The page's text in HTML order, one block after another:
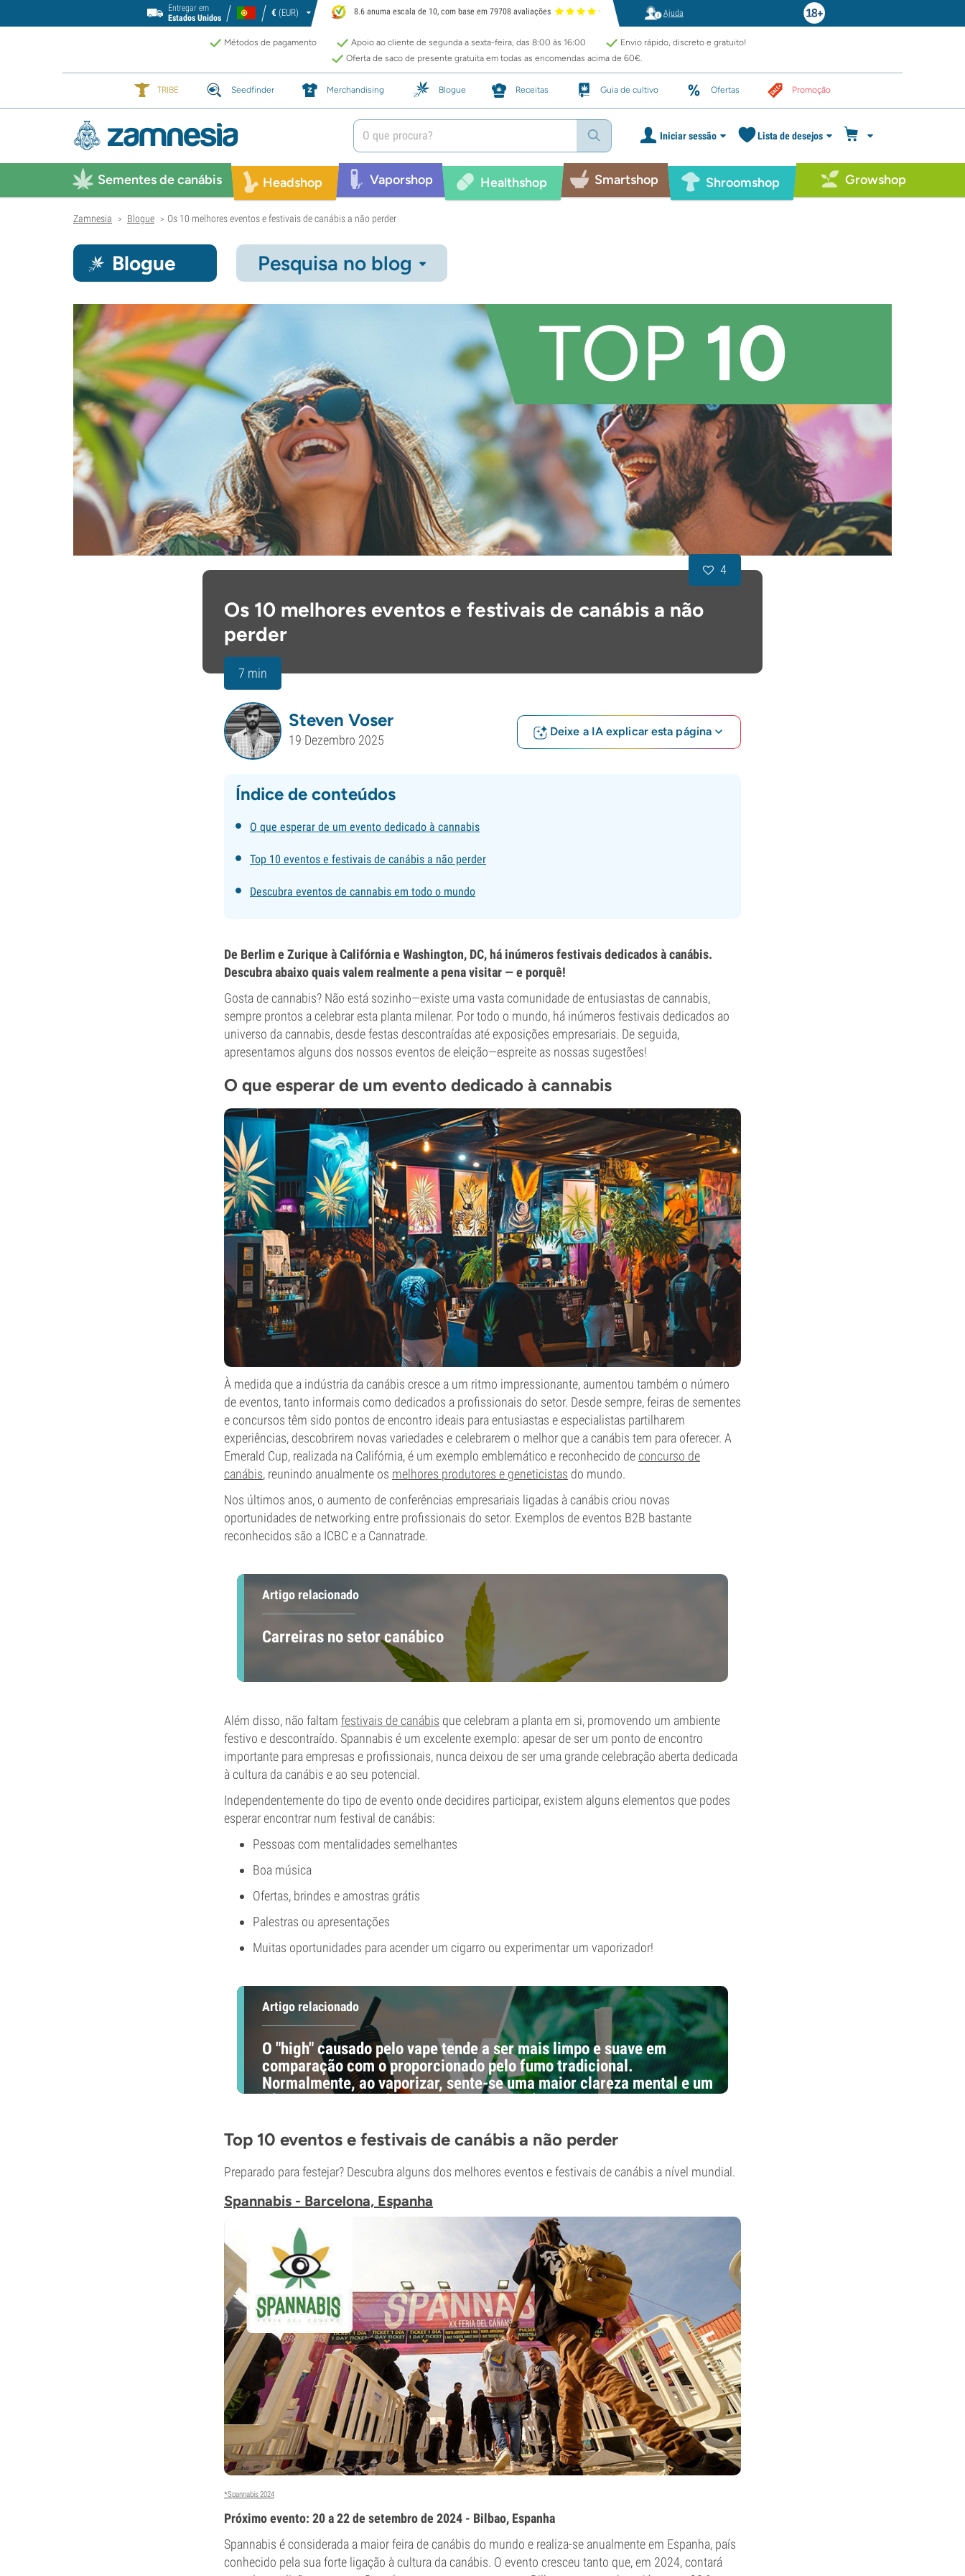
Entregar em
Estados Unidos
€ (EUR) 8.6 anuma escala de 10, com base em 79708 avaliações Ajuda
Métodos de pagamento Apoio ao cliente de segunda a sexta-feira, das 8:00 às 16:00
Envio rápido, discreto e gratuito!
Oferta de saco de presente gratuita em todas as encomendas acima de 60€.
TRIBE Seedfinder Merchandising Blogue Receitas Guia de cultivo Ofertas Promoção
Iniciar sessão Lista de desejos
Sementes de canábis Headshop Vaporshop Healthshop Smartshop Shroomshop Growshop
Zamnesia > Blogue > Os 10 melhores eventos e festivais de canábis a não perder
Blogue Pesquisa no blog
Os 10 melhores eventos e festivais de canábis a não
perder
7 min
4
Steven Voser
19 Dezembro 2025
Deixe a IA explicar esta página
Índice de conteúdos
O que esperar de um evento dedicado à cannabis
Top 10 eventos e festivais de canábis a não perder
Descubra eventos de cannabis em todo o mundo
De Berlim e Zurique à Califórnia e Washington, DC, há inúmeros festivais dedicados à canábis.
Descubra abaixo quais valem realmente a pena visitar — e porquê!
Gosta de cannabis? Não está sozinho—existe uma vasta comunidade de entusiastas de cannabis,
sempre prontos a celebrar esta planta milenar. Por todo o mundo, há inúmeros festivais dedicados ao
universo da cannabis, desde festas descontraídas até exposições empresariais. De seguida,
apresentamos alguns dos nossos eventos de eleição—espreite as nossas sugestões!
O que esperar de um evento dedicado à cannabis
À medida que a indústria da canábis cresce a um ritmo impressionante, aumentou também o número
de eventos, tanto informais como dedicados a profissionais do setor. Desde sempre, feiras de sementes
e concursos têm sido pontos de encontro ideais para entusiastas e especialistas partilharem
experiências, descobrirem novas variedades e celebrarem o melhor que a canábis tem para oferecer. A
Emerald Cup, realizada na Califórnia, é um exemplo emblemático e reconhecido deconcurso de
canábis, reunindo anualmente os melhores produtores e geneticistas do mundo.
Nos últimos anos, o aumento de conferências empresariais ligadas à canábis criou novas
oportunidades de networking entre profissionais do setor. Exemplos de eventos B2B bastante
reconhecidos são a ICBC e a Cannatrade.
Artigo relacionado
Carreiras no setor canábico
Além disso, não faltam festivais de canábis que celebram a planta em si, promovendo um ambiente
festivo e descontraído. Spannabis é um excelente exemplo: apesar de ser um ponto de encontro
importante para empresas e profissionais, nunca deixou de ser uma grande celebração aberta dedicada
à cultura da canábis e ao seu potencial.
Independentemente do tipo de evento onde decidires participar, existem alguns elementos que podes
esperar encontrar num festival de canábis:
Pessoas com mentalidades semelhantes
Boa música
Ofertas, brindes e amostras grátis
Palestras ou apresentações
Muitas oportunidades para acender um cigarro ou experimentar um vaporizador!
Artigo relacionado
O "high" causado pelo vape tende a ser mais limpo e suave em
comparação com o proporcionado pelo fumo tradicional.
Normalmente, ao vaporizar, sente-se uma maior clareza mental e um
Top 10 eventos e festivais de canábis a não perder
Preparado para festejar? Descubra alguns dos melhores eventos e festivais de canábis a nível mundial.
Spannabis - Barcelona, Espanha
*Spannabis 2024
Próximo evento: 20 a 22 de setembro de 2024 - Bilbao, Espanha
Spannabis é considerada a maior feira de canábis do mundo e realiza-se anualmente em Espanha, país
conhecido pela sua forte ligação à cultura da canábis. O evento cresceu tanto que, em 2024, contará